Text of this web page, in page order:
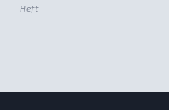
Heft